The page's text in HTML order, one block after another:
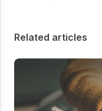
Related articles